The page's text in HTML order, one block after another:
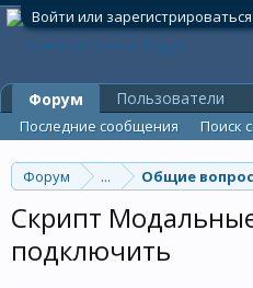
Войти или зарегистрироваться
Форум ... Общие
Скрипт
подключить
Форум
Последние сообщения Поиск
Пользователи